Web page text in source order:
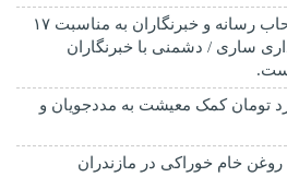
برگزاری آئین تجلیل از اصحاب رسانه و خبرنگاران به مناسبت ۱۷
ساری / دشمنی با خبرنگاران
بیش از ۴۰۰ میلیارد تومان کمک معیشت به مددجویان و